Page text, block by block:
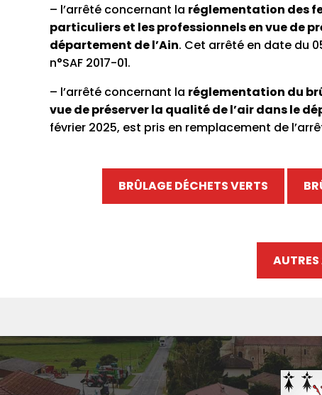
– l’arrêté concernant la réglementation des
particuliers et les professionnels en vue de
département de l’Ain. Cet arrêté en date du
n°SAF 2017-01.
– l’arrêté concernant la réglementation du
vue de préserver la qualité de l’air dans le
février 2025, est pris en remplacement de
BRÛLAGE DÉCHETS VERTS